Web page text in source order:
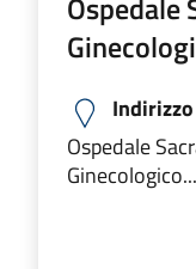
Indirizzo
Ospedale
Ginecologico...